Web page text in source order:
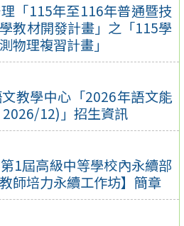
「115年至116年普通暨技
教材開發計畫」之「115學
物理複習計畫」
教學中心「2026年語文能
12)」招生資訊
1屆高級中等學校內永續部
師培力永續工作坊】簡章